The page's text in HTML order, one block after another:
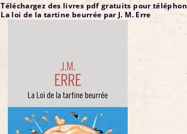
Téléchargez des livres pdf gratuits pour
La loi de la tartine beurrée par J. M. Erre